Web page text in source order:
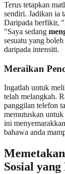
Terus tetapkan
sendiri. Jadikan ia
Daripada berfikir,
"Saya sedang
sesuatu yang
daripada intensiti.
Meraikan
Ingatlah untuk
telah melangkah.
panggilan telefon
memutuskan
ini
bahawa anda
Sosial